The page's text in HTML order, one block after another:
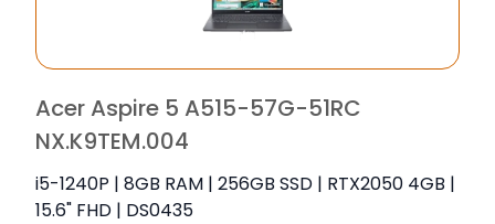
Acer Aspire 5 A515-57G-51RC
NX.K9TEM.004
i5-1240P | 8GB RAM | 256GB SSD | RTX2050 4GB |
15.6" FHD | DS0435